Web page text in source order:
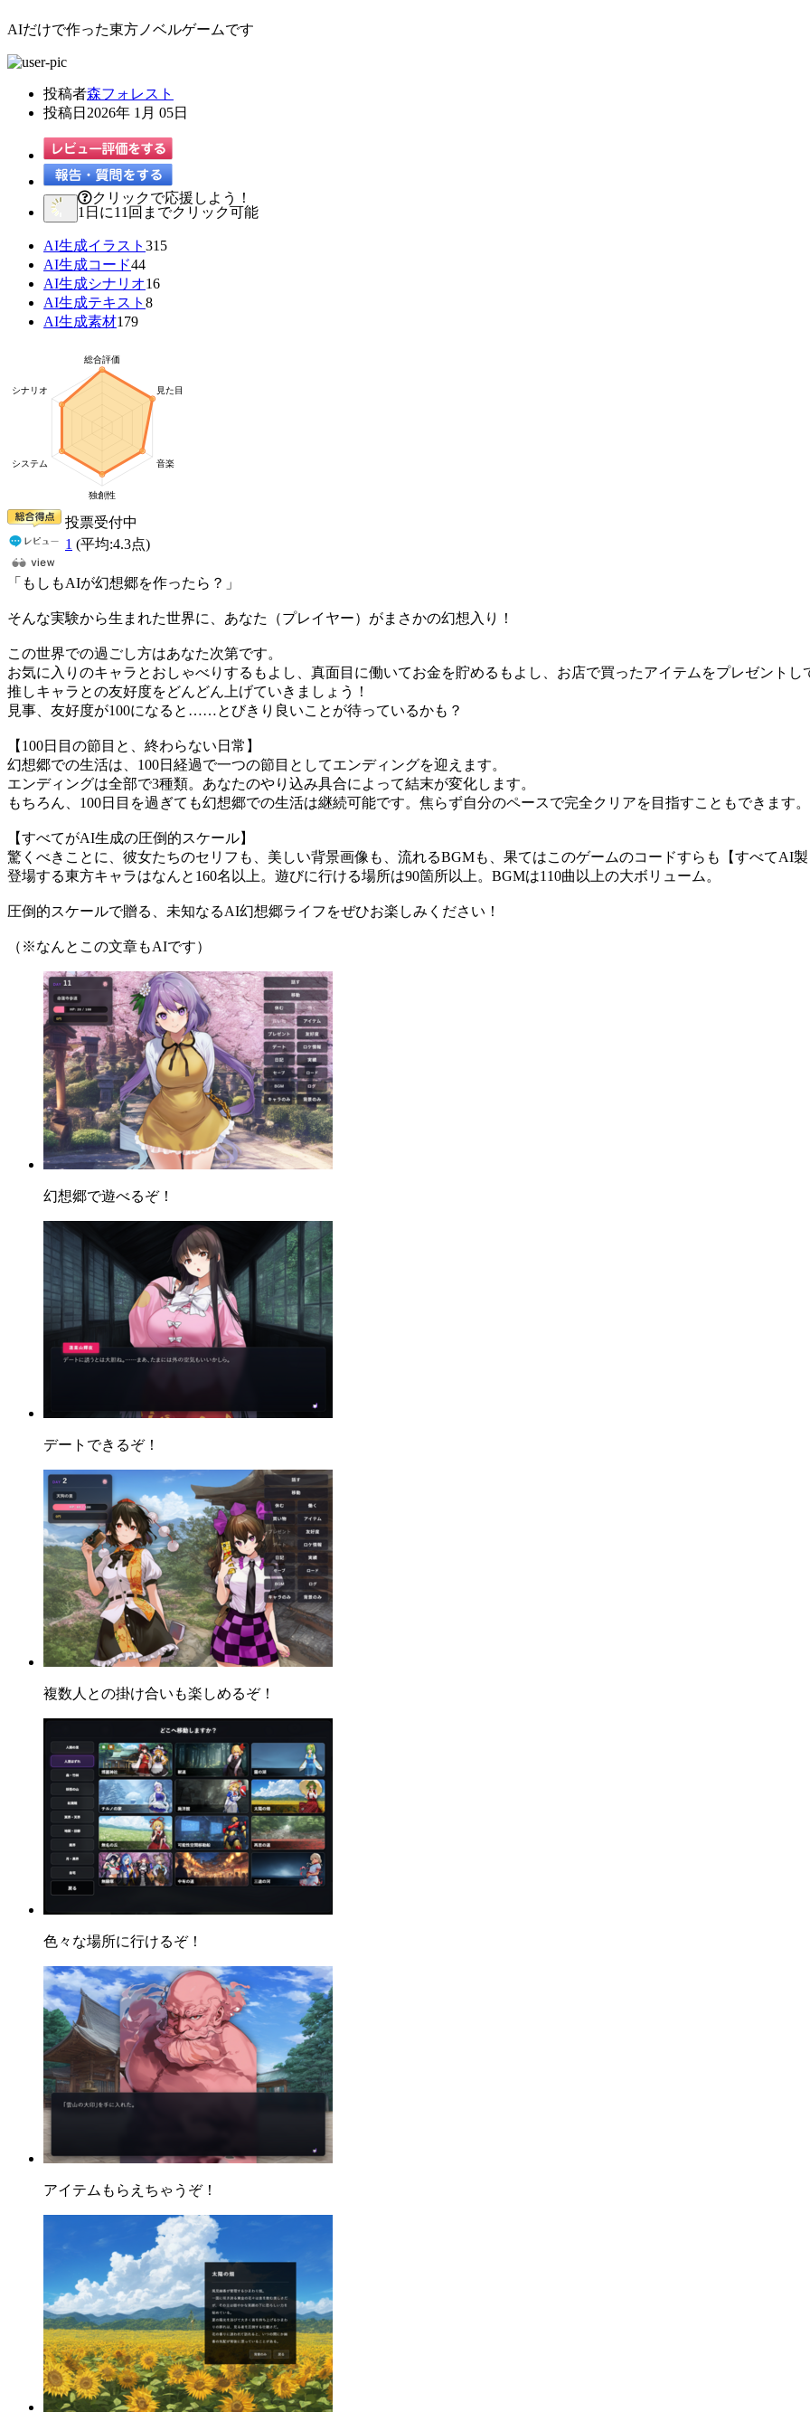
AIだけで作った東方ノベルゲームです
投稿者森フォレスト
投稿日 2026年 1月 05日
クリックで応援しよう！
1日に11回までクリック可能
AI生成イラスト 315
AI生成コード44
AI生成シナリオ16
AI生成テキスト 8
AI生成素材179
投票受付中
1 (平均:4.3点)
「もしもAIが幻想郷を作ったら？」
そんな実験から生まれた世界に、あなた（プレイヤー）がまさかの幻想入り！
この世界での過ごし方はあなた次第です。
お気に入りのキャラとおしゃべりするもよし、真面目に働いてお金を貯めるもよし、お店で買ったアイテムをプレゼントし
推しキャラとの友好度をどんどん上げていきましょう！
見事、友好度が100になると……とびきり良いことが待っているかも？
【100日目の節目と、終わらない日常】
幻想郷での生活は、100日経過で一つの節目としてエンディングを迎えます。
エンディングは全部で3種類。あなたのやり込み具合によって結末が変化します。
もちろん、100日目を過ぎても幻想郷での生活は継続可能です。焦らず自分のペースで完全クリアを目指すこともできます。
【すべてがAI生成の圧倒的スケール】
驚くべきことに、彼女たちのセリフも、美しい背景画像も、流れるBGMも、果てはこのゲームのコードすらも【すべてAI
登場する東方キャラはなんと160名以上。遊びに行ける場所は90箇所以上。BGMは110曲以上の大ボリューム。
圧倒的スケールで贈る、未知なるAI幻想郷ライフをぜひお楽しみください！
（※なんとこの文章もAIです）
幻想郷で遊べるぞ！
デートできるぞ！
複数人との掛け合いも楽しめるぞ！
色々な場所に行けるぞ！
アイテムもらえちゃうぞ！